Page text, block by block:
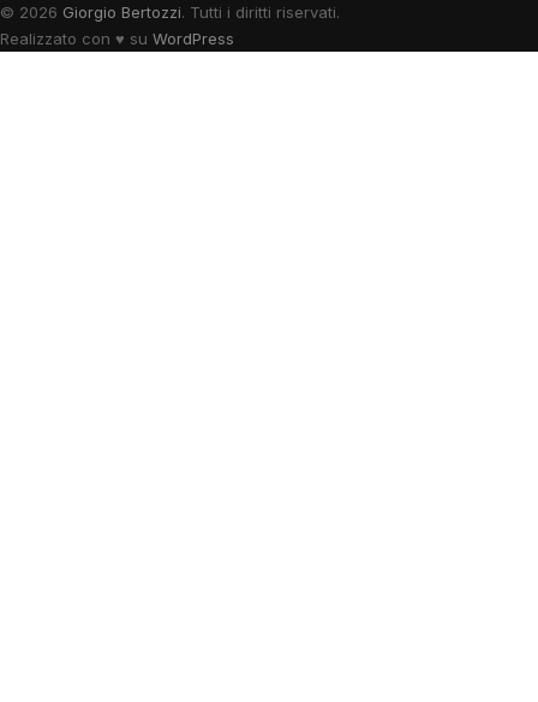
© 2026 Giorgio Bertozzi. Tutti i diritti riservati.
Realizzato con ♥ su WordPress